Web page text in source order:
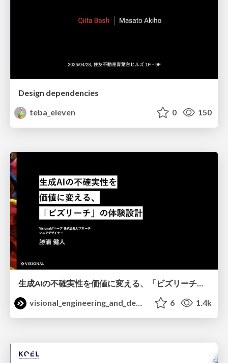
Design dependencies
teba_eleven
0 150
visional_engineering_and_design
6 1.4k